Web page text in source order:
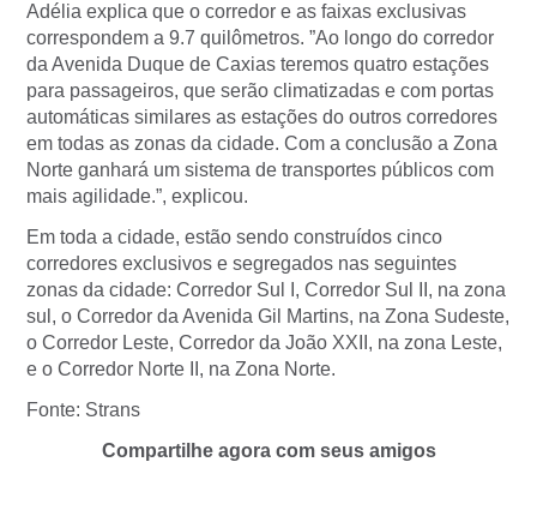
Adélia explica que o corredor e as faixas exclusivas
correspondem a 9.7 quilômetros. ”Ao longo do corredor
da Avenida Duque de Caxias teremos quatro estações
para passageiros, que serão climatizadas e com portas
automáticas similares as estações do outros corredores
em todas as zonas da cidade. Com a conclusão a Zona
Norte ganhará um sistema de transportes públicos com
mais agilidade.”, explicou.
Em toda a cidade, estão sendo construídos cinco
corredores exclusivos e segregados nas seguintes
zonas da cidade: Corredor Sul I, Corredor Sul II, na zona
sul, o Corredor da Avenida Gil Martins, na Zona Sudeste,
o Corredor Leste, Corredor da João XXII, na zona Leste,
e o Corredor Norte II, na Zona Norte.
Fonte: Strans
Compartilhe agora com seus amigos